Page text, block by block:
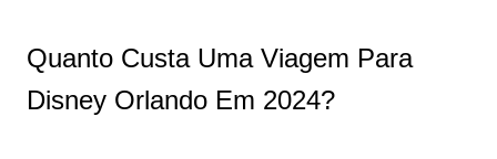
Quanto Custa Uma Viagem Para
Disney Orlando Em 2024?